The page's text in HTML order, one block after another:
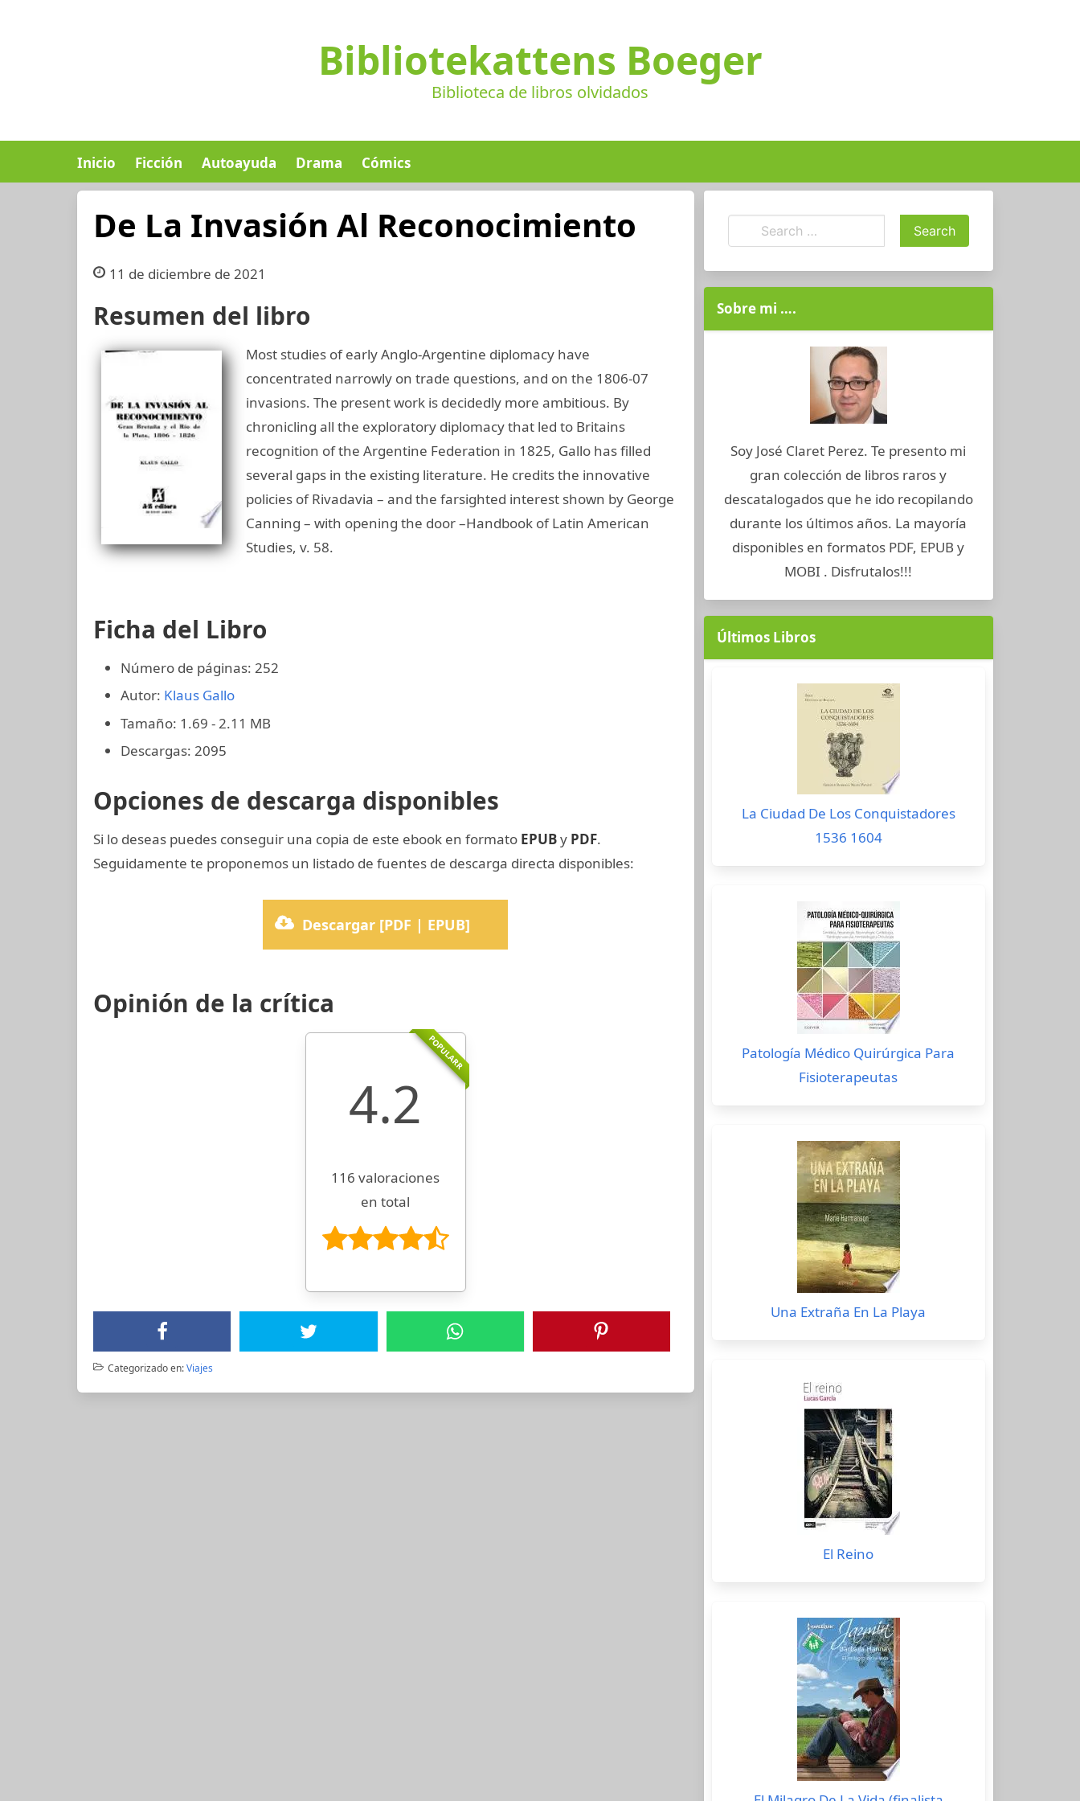
Bibliotekattens Boeger
Biblioteca de libros olvidados
Inicio Ficción Autoayuda Drama Cómics
De La Invasión Al Reconocimiento
11 de diciembre de 2021
Resumen del libro
Most studies of early Anglo-Argentine diplomacy have
concentrated narrowly on trade questions, and on the 1806-07
invasions. The present work is decidedly more ambitious. By
chronicling all the exploratory diplomacy that led to Britains
recognition of the Argentine Federation in 1825, Gallo has filled
several gaps in the existing literature. He credits the innovative
policies of Rivadavia – and the farsighted interest shown by George
Canning – with opening the door –Handbook of Latin American
Studies, v. 58.
Ficha del Libro
Número de páginas: 252
Autor: Klaus Gallo
Tamaño: 1.69 - 2.11 MB
Descargas: 2095
Opciones de descarga disponibles
Si lo deseas puedes conseguir una copia de este ebook en formato EPUBy PDF.
Seguidamente te proponemos un listado de fuentes de descarga directa disponibles:
Descargar [PDF | EPUB]
Opinión de la crítica
POPULARR
4.2
116 valoraciones
en total
Categorizado en:Viajes
Sobre mi ….
Soy José Claret Perez. Te presento mi
gran colección de libros raros y
descatalogados que he ido recopilando
durante los últimos años. La mayoría
disponibles en formatos PDF, EPUB y
MOBI . Disfrutalos!!!
Últimos Libros
La Ciudad De Los Conquistadores
1536 1604
Patología Médico Quirúrgica Para
Fisioterapeutas
Una Extraña En La Playa
El Reino